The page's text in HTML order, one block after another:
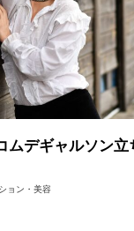
ムデギャルソン
ョン・美容